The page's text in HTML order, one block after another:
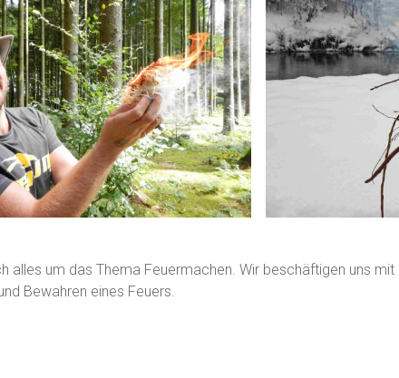
alles um das Thema Feuermachen. Wir beschäftigen uns
Bewahren eines Feuers.